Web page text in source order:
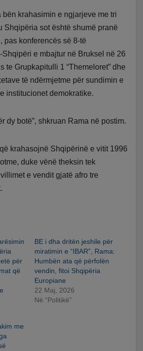
bën krahasimin e ngjarjeve me tri
Shqipëria sot është shumë pranë
pas konferencës së 8-të
e mbajtur në Bruksel në 26
te Grupkapitulli 1 “Themeloret” dhe
të ndërmjetme për sundimin e
institucionet demokratike.
dy botë”, shkruan Rama në postim.
krahasojnë Shqipërinë e vitit 1996
duke vënë theksin tek
e vendit gjatë afro tre
për
që
BE i dha dritën jeshile për
miratimin e “IBAR”, Rama:
Humbën ata që përfolën
vendin, fitoi Shqipëria
Europiane
22 Maj, 2026
Në “Politikë”
me